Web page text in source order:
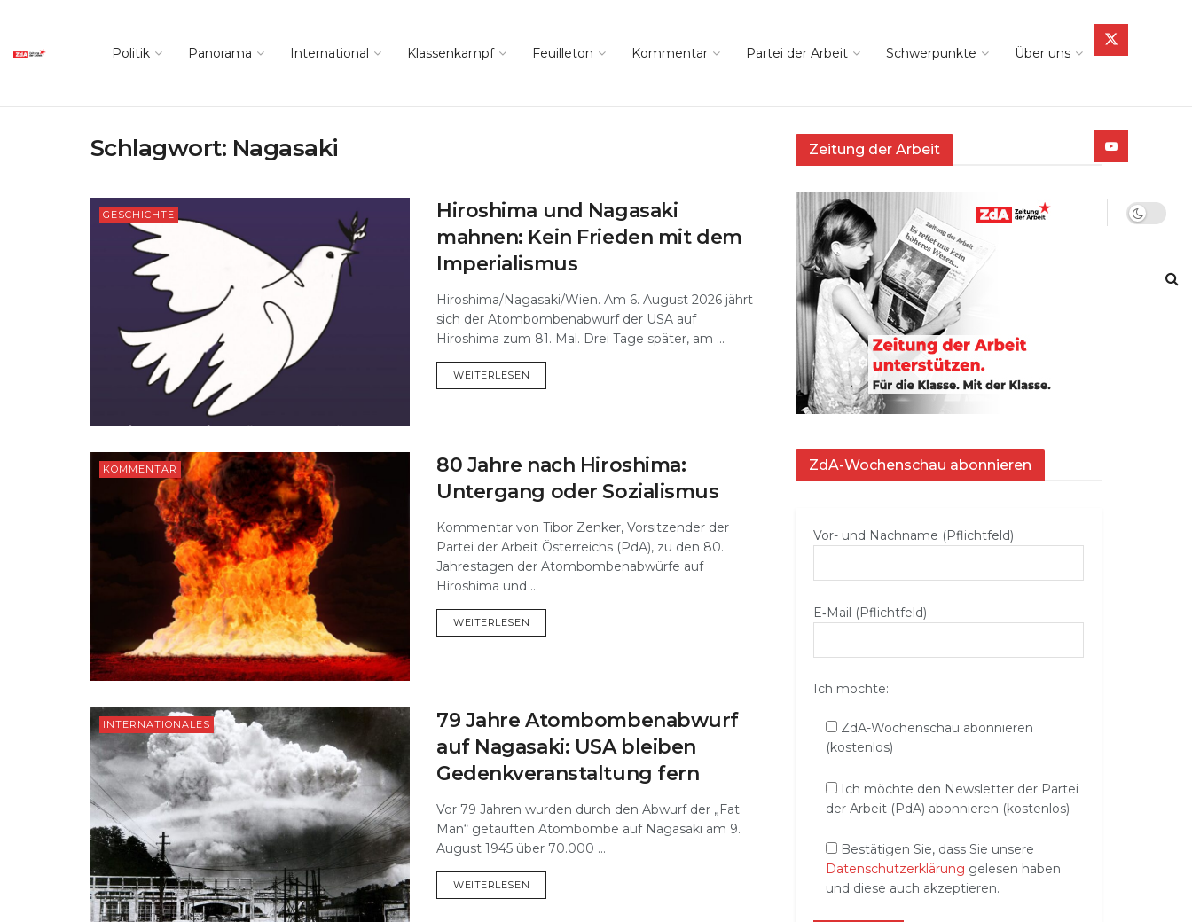
Politik Panorama International Klassenkampf Feuilleton Kommentar Partei der Arbeit Schwerpunkte Über uns
Schlagwort: Nagasaki
GESCHICHTE
Hiroshima und Nagasaki
mahnen: Kein Frieden mit dem
Imperialismus
Hiroshima/Nagasaki/Wien. Am 6. August 2026 jährt
sich der Atombombenabwurf der USA auf
Hiroshima zum 81. Mal. Drei Tage später, am ...
WEITERLESEN
KOMMENTAR
80 Jahre nach Hiroshima:
Untergang oder Sozialismus
Kommentar von Tibor Zenker, Vorsitzender der
Partei der Arbeit Österreichs (PdA), zu den 80.
Jahrestagen der Atombombenabwürfe auf
Hiroshima und ...
WEITERLESEN
INTERNATIONALES
79 Jahre Atombombenabwurf
auf Nagasaki: USA bleiben
Gedenkveranstaltung fern
Vor 79 Jahren wurden durch den Abwurf der „Fat
Man“ getauften Atombombe auf Nagasaki am 9.
August 1945 über 70.000 ...
WEITERLESEN
Zeitung der Arbeit
ZdA-Wochenschau abonnieren
Vor- und Nachname (Pflichtfeld)
E‑Mail (Pflichtfeld)
Ich möchte:
ZdA-Wochenschau abonnieren
(kostenlos)
Ich möchte den Newsletter der Partei
der Arbeit (PdA) abonnieren (kostenlos)
Bestätigen Sie, dass Sie unsere
Datenschutzerklärung gelesen haben
und diese auch akzeptieren.